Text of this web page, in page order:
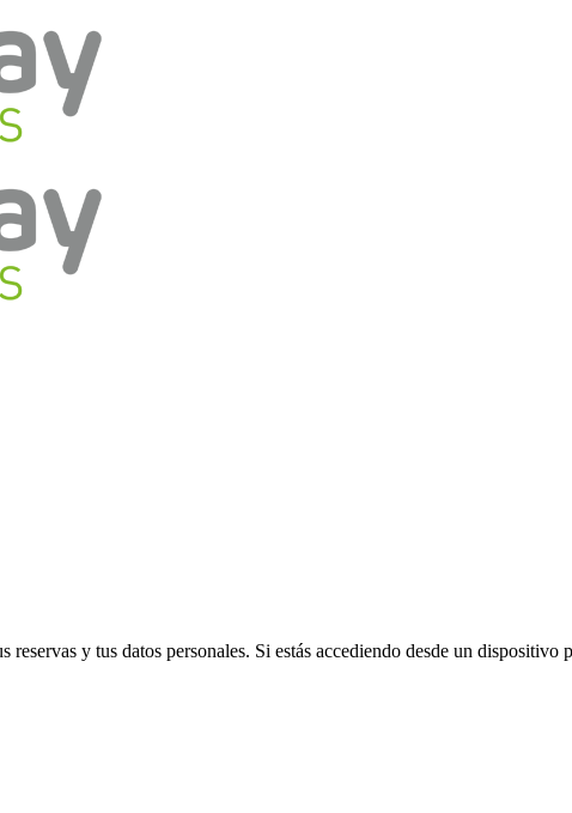
reservas y tus datos personales. Si estás accediendo desde un